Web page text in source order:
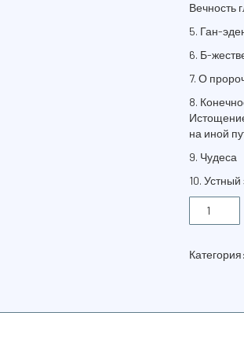
Вечность
5. Ган-
6. Б-
7. О
8.
на иной
9. Чудеса
10.
ВЗГЛЯД
Категория: